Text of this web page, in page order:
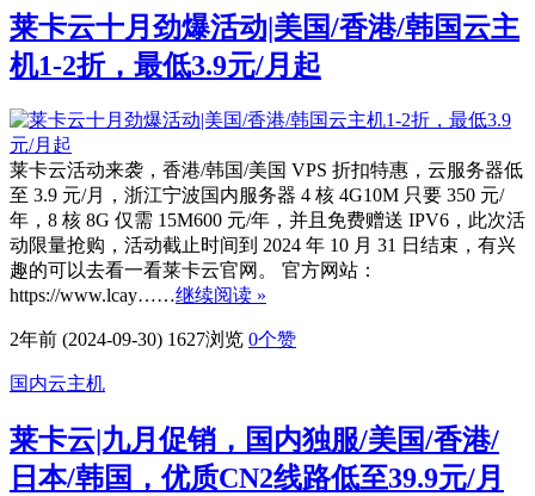
莱卡云十月劲爆活动|美国/香港/韩国云主
机1-2折，最低3.9元/月起
莱卡云活动来袭，香港/韩国/美国 VPS 折扣特惠，云服务器低
至 3.9 元/月，浙江宁波国内服务器 4 核 4G10M 只要 350 元/
年，8 核 8G 仅需 15M600 元/年，并且免费赠送 IPV6，此次活
动限量抢购，活动截止时间到 2024 年 10 月 31 日结束，有兴
趣的可以去看一看莱卡云官网。 官方网站：
https://www.lcay……继续阅读 »
2年前 (2024-09-30) 1627浏览 0个赞
国内云主机
莱卡云|九月促销，国内独服/美国/香港/
日本/韩国，优质CN2线路低至39.9元/月